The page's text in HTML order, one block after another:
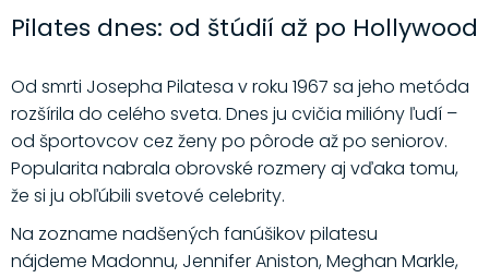
Pilates dnes: od štúdií až po Hollywood
Od smrti Josepha Pilatesa v roku 1967 sa jeho metóda
rozšírila do celého sveta. Dnes ju cvičia milióny ľudí –
od športovcov cez ženy po pôrode až po seniorov.
Popularita nabrala obrovské rozmery aj vďaka tomu,
že si ju obľúbili svetové celebrity.
Na zozname nadšených fanúšikov pilatesu
nájdeme Madonnu, Jennifer Aniston, Meghan Markle,